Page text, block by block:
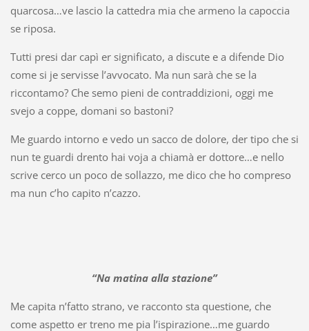
quarcosa…ve lascio la cattedra mia che armeno la capoccia
se riposa.
Tutti presi dar capì er significato, a discute e a difende Dio
come si je servisse l’avvocato. Ma nun sarà che se la
riccontamo? Che semo pieni de contraddizioni, oggi me
svejo a coppe, domani so bastoni?
Me guardo intorno e vedo un sacco de dolore, der tipo che si
nun te guardi drento hai voja a chiamà er dottore…e nello
scrive cerco un poco de sollazzo, me dico che ho compreso
ma nun c’ho capito n’cazzo.
“Na matina alla stazione”
Me capita n’fatto strano, ve racconto sta questione, che
come aspetto er treno me pia l’ispirazione…me guardo